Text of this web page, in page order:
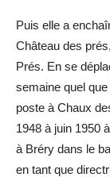
Puis elle a
Château des
Prés. En se
semaine quel
poste à Chaux
1948 à juin 1950
à Bréry dans le
en tant que